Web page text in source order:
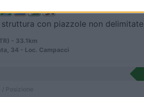
con piazzole non
- 33.1km
34 - Loc. Campacci